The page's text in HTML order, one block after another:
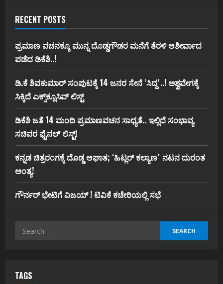
RECENT POSTS
ಪ್ರಮಾಣ ವಚನಕ್ಕೂ ಮುನ್ನ ದೊಡ್ಡಗೌಡರ ಮನೆಗೆ ತೆರಳಿ ಆಶೀರ್ವಾದ
ಪಡೆದ ಡಿಕೆಶಿ..!
ಡಿ.ಕೆ ಶಿವಕುಮಾರ್‌ ಸಂಪುಟಕ್ಕೆ 14 ಜನರ ಸೇನೆ ʻಸಿದ್ದʼ..! ಅಶ್ವವೇಗಕ್ಕೆ
ಸಿಕ್ಕಿದೆ ಎಕ್ಸ್‌ಕ್ಲೂಸಿವ್‌ ಲಿಸ್ಟ್‌
ಡಿಕೆಶಿ ಜತೆ 14 ಮಂದಿ ಪ್ರಮಾಣವಚನ ಸಾಧ್ಯತೆ.. ಇಲ್ಲಿದೆ ಸಂಭಾವ್ಯ
ಸಚಿವರ ಫೈನಲ್ ಲಿಸ್ಟ್‌!
ಕನ್ನಡ ಚಿತ್ರರಂಗಕ್ಕೆ ದೊಡ್ಡ ಆಘಾತ; ʻಹಿಟ್ಲರ್ ಕಲ್ಯಾಣʼ ನಟನ ದುರಂತ
ಅಂತ್ಯ!
ಗೌರ್ನರ್‌ ಭೇಟಿಗೆ ವಿಜಯ್‌ ! ಟಿವಿಕೆ ಕಚೇರಿಯಲ್ಲಿ ಸಭೆ
Search
TAGS